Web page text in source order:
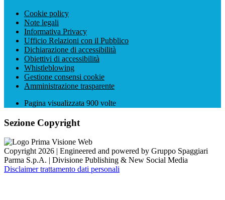
Cookie policy
Note legali
Informativa Privacy
Ufficio Relazioni con il Pubblico
Dichiarazione di accessibilità
Obiettivi di accessibilità
Whistleblowing
Gestione consensi cookie
Amministrazione trasparente
Pagina visualizzata 900 volte
Sezione Copyright
Copyright 2026 | Engineered and powered by Gruppo Spaggiari
Parma S.p.A. | Divisione Publishing & New Social Media
Disclaimer trattamento dati personali